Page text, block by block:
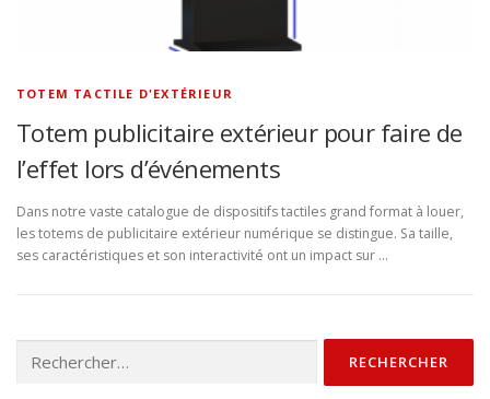
TOTEM TACTILE D'EXTÉRIEUR
Totem publicitaire extérieur pour faire de
l’effet lors d’événements
Dans notre vaste catalogue de dispositifs tactiles grand format à louer,
les totems de publicitaire extérieur numérique se distingue. Sa taille,
ses caractéristiques et son interactivité ont un impact sur …